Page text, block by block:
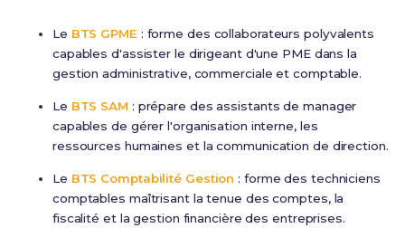
Le BTS GPME : forme des collaborateurs polyvalents
capables d'assister le dirigeant d'une PME dans la
gestion administrative, commerciale et comptable.
Le BTS SAM : prépare des assistants de manager
capables de gérer l'organisation interne, les
ressources humaines et la communication de direction.
Le BTS Comptabilité Gestion : forme des techniciens
comptables maîtrisant la tenue des comptes, la
fiscalité et la gestion financière des entreprises.